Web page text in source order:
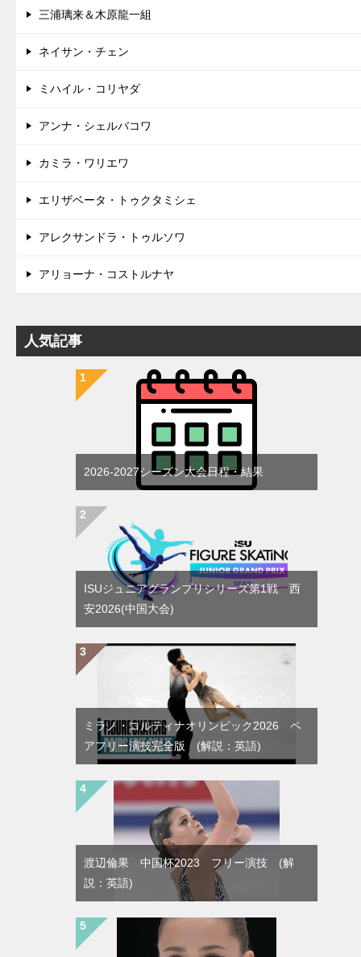
三浦璃来＆木原龍一組
ネイサン・チェン
ミハイル・コリヤダ
アンナ・シェルバコワ
カミラ・ワリエワ
エリザベータ・トゥクタミシェ
アレクサンドラ・トゥルソワ
アリョーナ・コストルナヤ
人気記事
2026-2027シーズン大会日程・結果
ISUジュニアグランプリシリーズ第1戦 西
安2026(中国大会)
ミラノ・コルティナオリンピック2026 ペ
アフリー演技完全版 (解説：英語)
渡辺倫果 中国杯2023 フリー演技 (解
説：英語)